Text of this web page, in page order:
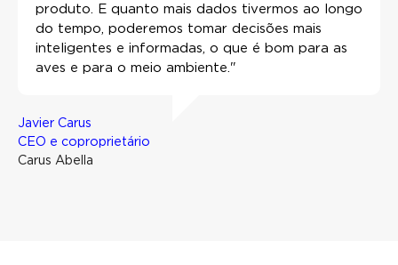
produto. E quanto mais dados tivermos ao longo
do tempo, poderemos tomar decisões mais
inteligentes e informadas, o que é bom para as
aves e para o meio ambiente."
Javier Carus
CEO e coproprietário
Carus Abella